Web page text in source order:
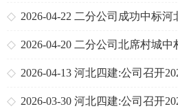
学习教育
2026-04-22 二分公司成功中标
提升建设项目第二标段
2026-04-20 二分公司北席村城
2026-04-13 河北四建:公司召开
工作会议
2026-03-30 河北四建:公司召开